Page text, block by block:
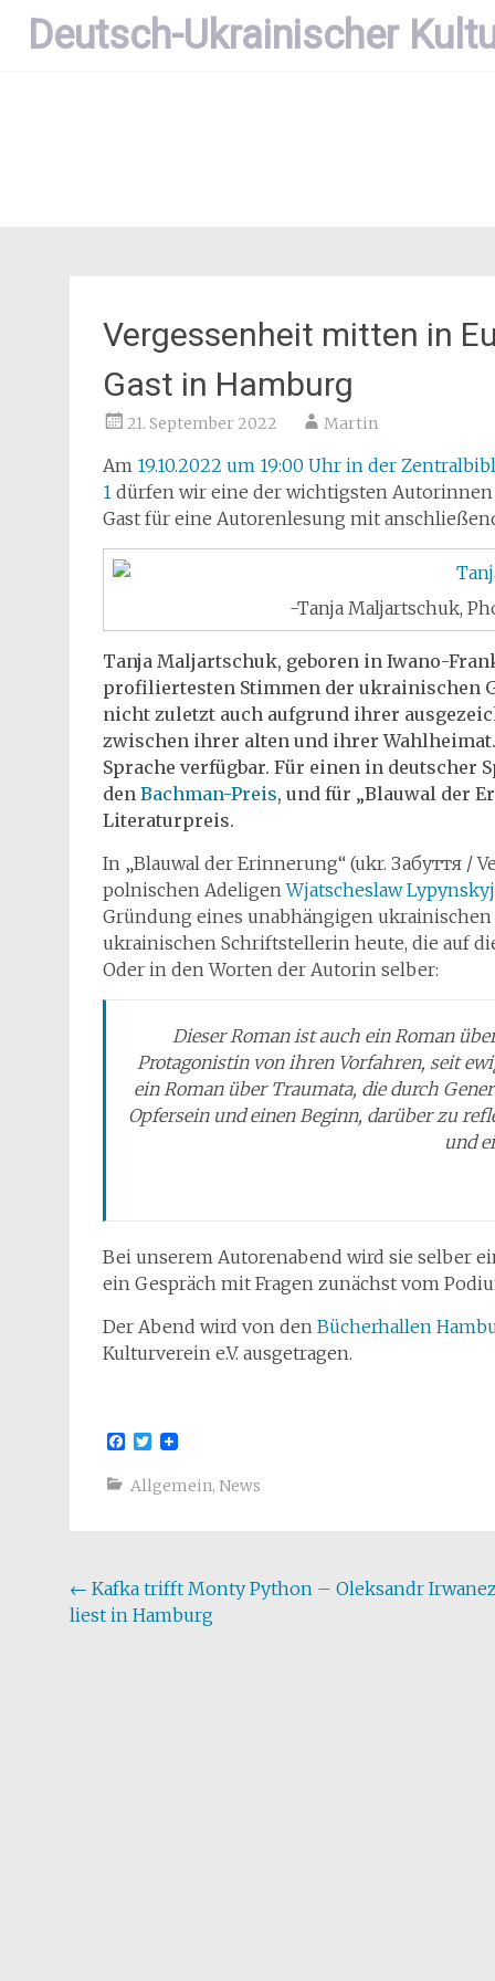
Zum
InhaltDeutsch-Ukrainischer
Vergessenheit mitten in
Gast in Hamburg
21. September 2022 Martin
Am 19.10.2022 um 19:00 Uhr in der
1 dürfen wir eine der wichtigsten
Gast für eine Autorenlesung mit
-Tanja Maljartschuk,
Tanja Maljartschuk, geboren in Iwano-
profiliertesten Stimmen der ukrainischen
nicht zuletzt auch aufgrund ihrer
zwischen ihrer alten und ihrer
Sprache verfügbar. Für einen in deutscher
den Bachman-Preis, und für „Blauwal der
Literaturpreis.
In „Blauwal der Erinnerung“ (ukr. Забуття /
polnischen AdeligenWjatscheslaw Lypynskyj
Gründung eines unabhängigen
ukrainischen Schriftstellerin heute, die auf
Oder in den Worten der Autorin selber:
Dieser Roman ist auch ein Roman
Protagonistin von ihren Vorfahren, seit
ein Roman über Traumata, die durch
Opfersein und einen Beginn, darüber zu
und
Bei unserem Autorenabend wird sie selber
ein Gespräch mit Fragen zunächst vom
Der Abend wird von den Bücherhallen
Kulturverein e.V. ausgetragen.
Facebook
Twitter
Allgemein, News
Beitragsnavigation
← Kafka trifft Monty Python – Oleksandr
liest in Hamburg